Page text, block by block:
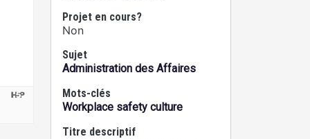
Projet en cours?
Non
Sujet
Administration des Affaires
Mots-clés
Workplace safety culture
Titre descriptif